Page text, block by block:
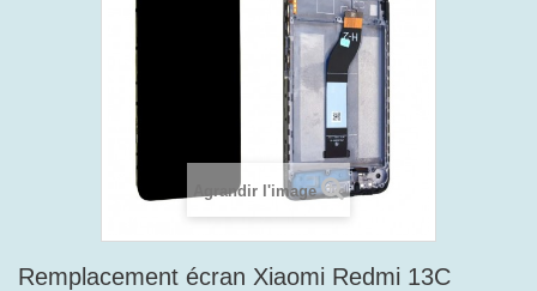
Agrandir l'image
Remplacement écran Xiaomi Redmi 13C